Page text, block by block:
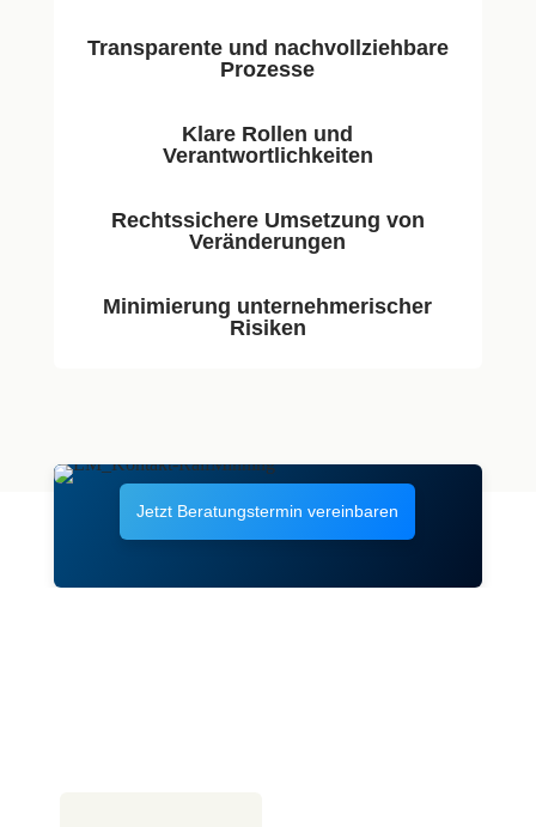
Transparente und nachvollziehbare
Prozesse
Klare Rollen und
Verantwortlichkeiten
Rechtssichere Umsetzung von
Veränderungen
Minimierung unternehmerischer
Risiken
Jetzt Beratungstermin vereinbaren